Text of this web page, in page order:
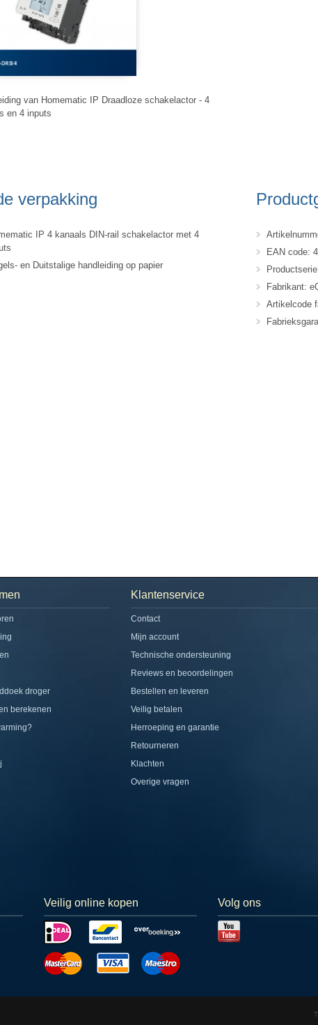
van Homematic IP Draadloze schakelactor - 4
en 4 inputs
verpakking
IP 4 kanaals DIN-rail schakelactor met 4
en Duitstalige handleiding op papier
EAN code:
Fabrikant:
Artikelcode
droger
berekenen
Klantenservice
Contact
Mijn account
Technische ondersteuning
Reviews en beoordelingen
Bestellen en leveren
Veilig betalen
Herroeping en garantie
Retourneren
Klachten
Overige vragen
Veilig online kopen Volg ons